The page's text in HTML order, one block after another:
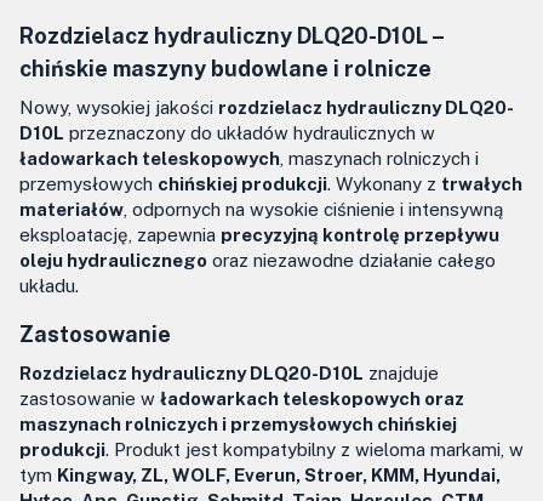
Rozdzielacz hydrauliczny DLQ20-D10L –
chińskie maszyny budowlane i rolnicze
Nowy, wysokiej jakości rozdzielacz hydrauliczny DLQ20-
D10L przeznaczony do układów hydraulicznych w
ładowarkach teleskopowych , maszynach rolniczych i
przemysłowych chińskiej produkcji. Wykonany z trwałych
materiałów , odpornych na wysokie ciśnienie i intensywną
eksploatację, zapewnia precyzyjną kontrolę przepływu
oleju hydraulicznego oraz niezawodne działanie całego
układu.
Zastosowanie
Rozdzielacz hydrauliczny DLQ20-D10L znajduje
zastosowanie w ładowarkach teleskopowych oraz
maszynach rolniczych i przemysłowych chińskiej
produkcji. Produkt jest kompatybilny z wieloma markami, w
tym Kingway, ZL, WOLF, Everun, Stroer, KMM, Hyundai,